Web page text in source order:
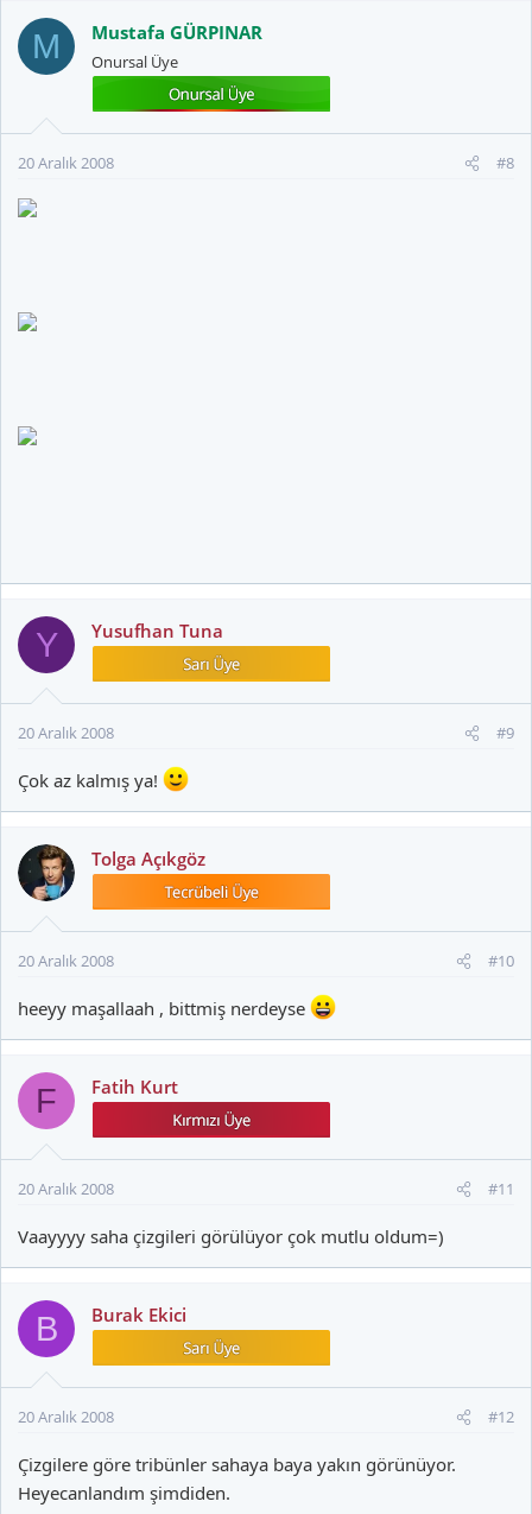
M Mustafa GÜRPINAR
Onursal Üye
20 Aralık 2008 #8
Y Yusufhan Tuna
20 Aralık 2008 #9
Çok az kalmış ya!
Tolga Açıkgöz
20 Aralık 2008 #10
heeyy maşallaah , bittmiş nerdeyse
F Fatih Kurt
20 Aralık 2008 #11
Vaayyyy saha çizgileri görülüyor çok mutlu oldum=)
B Burak Ekici
20 Aralık 2008 #12
Çizgilere göre tribünler sahaya baya yakın görünüyor.
Heyecanlandım şimdiden.